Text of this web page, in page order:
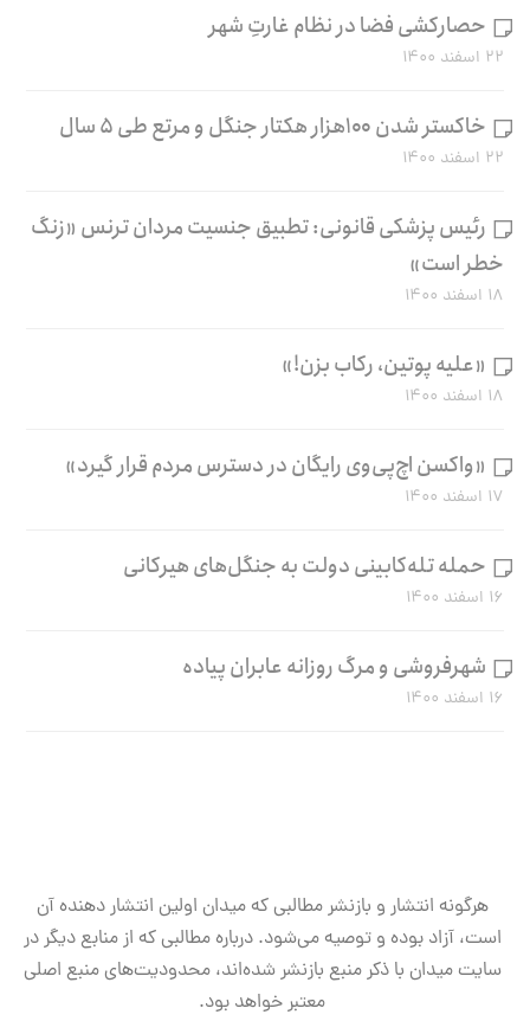
حصارکشی فضا در نظام غارتِ شهر
۲۲ اسفند ۱۴۰۰
خاکستر شدن ۱۰۰هزار هکتار جنگل و مرتع طی ۵ سال
۲۲ اسفند ۱۴۰۰
رئیس پزشکی قانونی: تطبیق جنسیت مردان ترنس «زنگ
خطر است»
۱۸ اسفند ۱۴۰۰
«علیه پوتین، رکاب بزن!»
۱۸ اسفند ۱۴۰۰
«واکسن اچ‌پی‌وی رایگان در دسترس مردم قرار گیرد»
۱۷ اسفند ۱۴۰۰
حمله تله‌کابینی دولت به جنگل‌های هیرکانی
۱۶ اسفند ۱۴۰۰
شهرفروشی و مرگ روزانه عابران پیاده
۱۶ اسفند ۱۴۰۰
هرگونه انتشار و بازنشر مطالبی که میدان اولین انتشار دهنده آن
است، آزاد بوده و توصیه می‌شود. درباره مطالبی که از منابع دیگر در
سایت میدان با ذکر منبع بازنشر شده‌اند، محدودیت‌های منبع اصلی
معتبر خواهد بود.